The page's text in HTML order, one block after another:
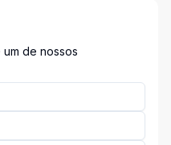
de nossos